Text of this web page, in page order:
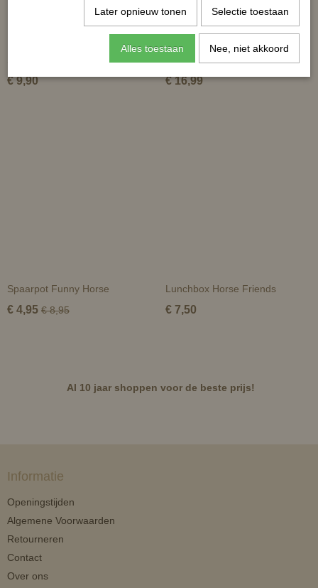
Paarden springtouw - Horses
€ 9,90
Spaarpot Paard met Geluid
€ 16,99
Spaarpot Funny Horse
€ 4,95 € 8,95
Lunchbox Horse Friends
€ 7,50
Al 10 jaar shoppen voor de beste prijs!
Informatie
Openingstijden
Algemene Voorwaarden
Retourneren
Contact
Over ons
Later opnieuw tonen Selectie toestaan
Alles toestaan Nee, niet akkoord